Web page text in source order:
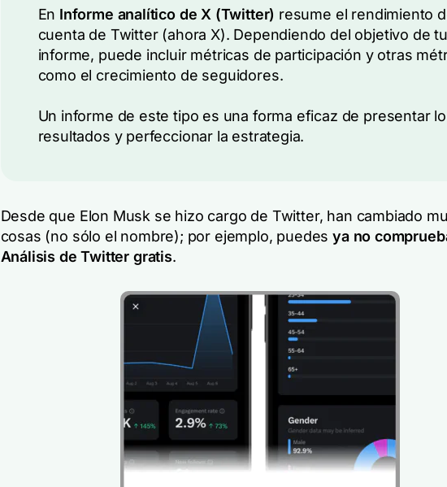
En Informe analítico de X (Twitter) resume el rendimiento
cuenta de Twitter (ahora X). Dependiendo del objetivo de tu
informe, puede incluir métricas de participación y otras
como el crecimiento de seguidores.
Un informe de este tipo es una forma eficaz de presentar
resultados y perfeccionar la estrategia.
Desde que Elon Musk se hizo cargo de Twitter, han cambiado
cosas (no sólo el nombre); por ejemplo, puedesya no
Análisis de Twitter gratis.